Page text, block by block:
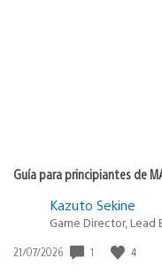
Guía para principiantes de
Kazuto Sekine
Game Director,
Fecha
21/07/2026 1 4